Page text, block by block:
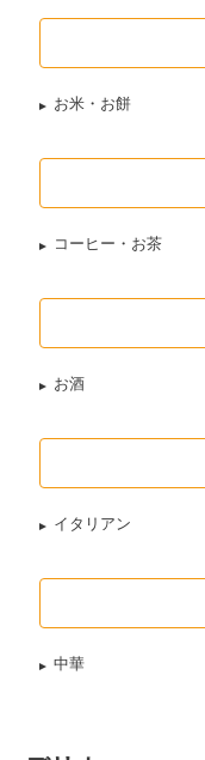
お米・お餅
コーヒー・お茶
お酒
イタリアン
中華